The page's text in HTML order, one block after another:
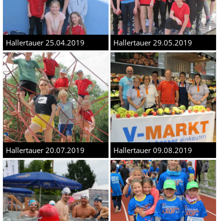
Hallertauer 25.04.2019 Hallertauer 29.05.2019
Hallertauer 20.07.2019 Hallertauer 09.08.2019